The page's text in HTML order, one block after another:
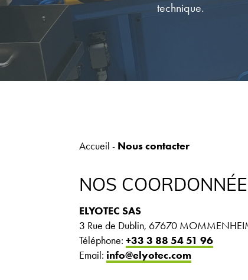
technique.
Accueil - Nous contacter
NOS
ELYOTEC SAS
3 Rue de Dublin, 67670
Téléphone:+33 3 88 54 51 96
Email: info@elyotec.com